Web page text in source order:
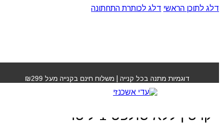
דלג לתוכן הראשי דלג לכותרת התחתונה
דוגמיות מתנה בכל קנייה | משלוח חינם בקנייה מעל ₪299
שמפו בן פלוידאליסט
קרטין ללא סולפט 1 ליטר